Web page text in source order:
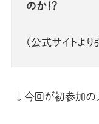
のか！？
（公式サイトより
↓今回が初参加の